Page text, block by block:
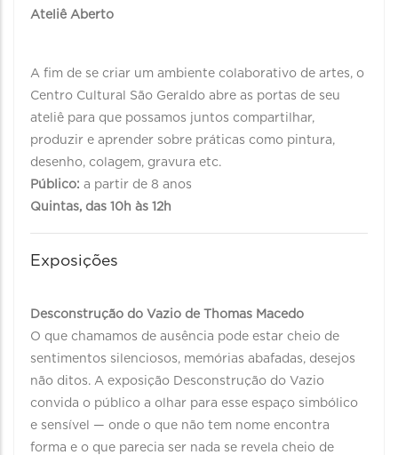
Ateliê Aberto
A fim de se criar um ambiente colaborativo de artes, o
Centro Cultural São Geraldo abre as portas de seu
ateliê para que possamos juntos compartilhar,
produzir e aprender sobre práticas como pintura,
desenho, colagem, gravura etc.
Público: a partir de 8 anos
Quintas, das 10h às 12h
Exposições
Desconstrução do Vazio de Thomas Macedo
O que chamamos de ausência pode estar cheio de
sentimentos silenciosos, memórias abafadas, desejos
não ditos. A exposição Desconstrução do Vazio
convida o público a olhar para esse espaço simbólico
e sensível — onde o que não tem nome encontra
forma e o que parecia ser nada se revela cheio de